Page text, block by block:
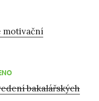
motivační
bakalářských